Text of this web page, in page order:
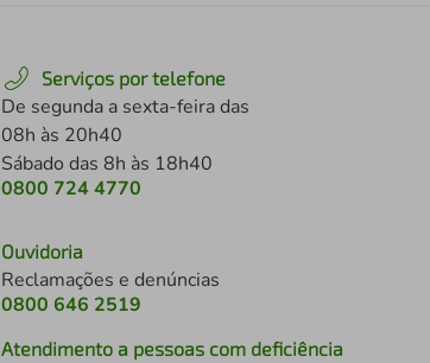
Serviços por telefone
De segunda a sexta-feira das
08h às 20h40
Sábado das 8h às 18h40
0800 724 4770
Ouvidoria
Reclamações e denúncias
0800 646 2519
Atendimento a pessoas com deficiência